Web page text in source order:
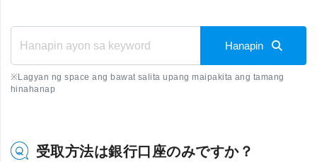
Hanapin
※Lagyan ng space ang bawat salita upang maipakita ang tamang
hinahanap
受取方法は銀行口座のみですか？